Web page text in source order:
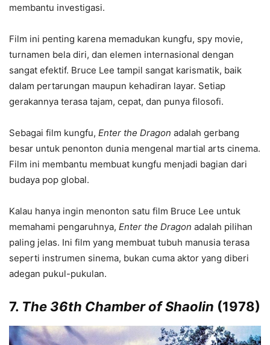
membantu investigasi.
Film ini penting karena memadukan kungfu, spy movie,
turnamen bela diri, dan elemen internasional dengan
sangat efektif. Bruce Lee tampil sangat karismatik, baik
dalam pertarungan maupun kehadiran layar. Setiap
gerakannya terasa tajam, cepat, dan punya filosofi.
Sebagai film kungfu, Enter the Dragon adalah gerbang
besar untuk penonton dunia mengenal martial arts cinema.
Film ini membantu membuat kungfu menjadi bagian dari
budaya pop global.
Kalau hanya ingin menonton satu film Bruce Lee untuk
memahami pengaruhnya, Enter the Dragon adalah pilihan
paling jelas. Ini film yang membuat tubuh manusia terasa
seperti instrumen sinema, bukan cuma aktor yang diberi
adegan pukul-pukulan.
7. The 36th Chamber of Shaolin (1978)